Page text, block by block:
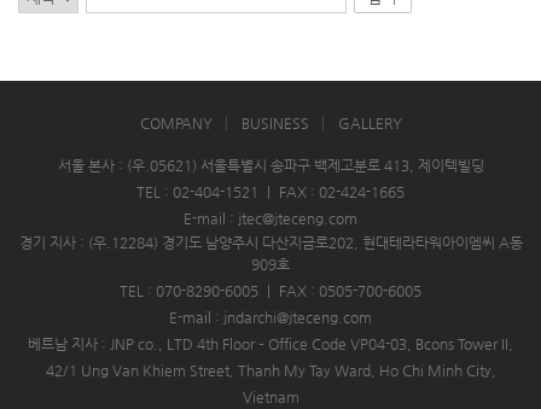
COMPANY BUSINESS GALLERY
서울 본사 : (우.05621) 서울특별시 송파구 백제고분로 413, 제이텍빌딩
TEL : 02-404-1521
FAX : 02-424-1665
E-mail : jtec@jteceng.com
경기 지사 : (우.12284) 경기도 남양주시 다산지금로202, 현대테라타워아이엠씨 A동
909호
TEL : 070-8290-6005
FAX : 0505-700-6005
E-mail : jndarchi@jteceng.com
베트남 지사 : JNP co., LTD 4th Floor – Office Code VP04-03, Bcons Tower II,
42/1 Ung Van Khiem Street, Thanh My Tay Ward, Ho Chi Minh City,
Vietnam